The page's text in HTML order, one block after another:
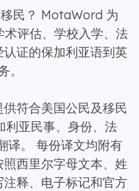
民？ MotaWord 为
评估、学校入学、法
证的保加利亚语到英
。
符合美国公民及移民
利亚民事、身份、法
译。 每份译文均附有
西里尔字母文本、姓
释、电子标记和官方